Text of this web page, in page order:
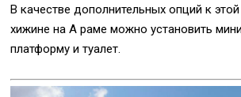
В качестве дополнительных опций к
хижине на А раме можно установить
платформу и туалет.